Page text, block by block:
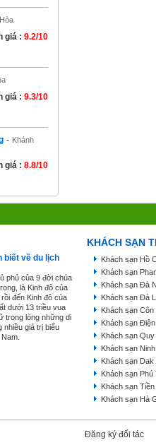
giá : 9.2/10
giá : 9.3/10
- Khánh
giá : 8.8/10
biết về du lịch
phủ của 9 đời chúa
là Kinh đô của
đến Kinh đô của
dưới 13 triều vua
trong lòng những di
nhiều giá trị biểu
KHÁCH SẠN
Khách sạn Hồ
Khách sạn
Khách sạn Đà
Khách sạn Đà
Khách sạn
Khách sạn
Khách sạn
Khách sạn
Khách sạn Dak
Khách sạn Phú
Khách sạn
Khách sạn Hà
Đăng ký đối tác